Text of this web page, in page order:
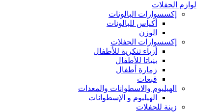
لوازم الحفلات
إكسسوارات البالونات
أكياس للبالونات
الوزن
إكسسوارات الحفلات
أزياء تنكرية للأطفال
بنياتا للأطفال
زمارة أطفال
قبعات
الهيليوم والاسطوانات والمعدات
الهيليوم و الإسطوانات
زينة للحفلات